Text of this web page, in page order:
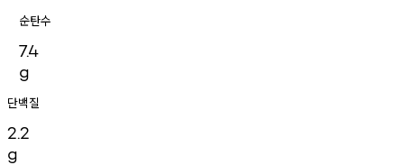
순탄수
7.4
g
단백질
2.2
g